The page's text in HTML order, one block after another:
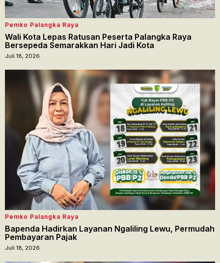
Pemko Palangka Raya
Wali Kota Lepas Ratusan Peserta Palangka Raya
Bersepeda Semarakkan Hari Jadi Kota
Juli 18, 2026
Pemko Palangka Raya
Bapenda Hadirkan Layanan Ngaliling Lewu, Permudah
Pembayaran Pajak
Juli 18, 2026